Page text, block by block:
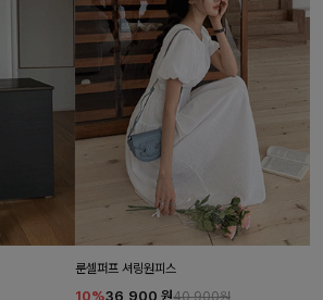
룬셀퍼프 셔링원피스
10%36,900 원40,900원